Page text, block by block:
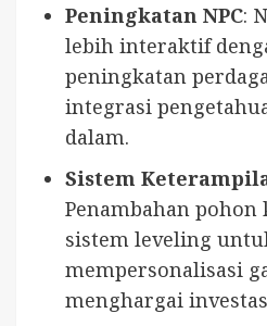
Peningkatan NPC:
lebih interaktif
peningkatan
integrasi
dalam.
Sistem
Penambahan
sistem leveling
mempersonalisasi
menghargai